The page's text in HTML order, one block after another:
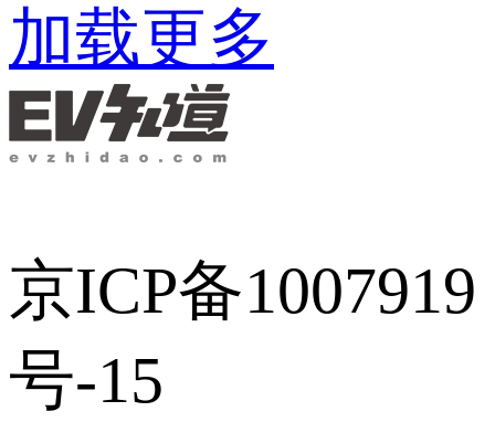
加载更多
京ICP备1007919
号-15